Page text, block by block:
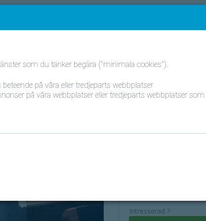
Vad är
Intresserad ?
som du tänker begära ("minimala cookies").
på våra eller tredjeparts webbplatser
på våra webbplatser eller tredjeparts webbplatser